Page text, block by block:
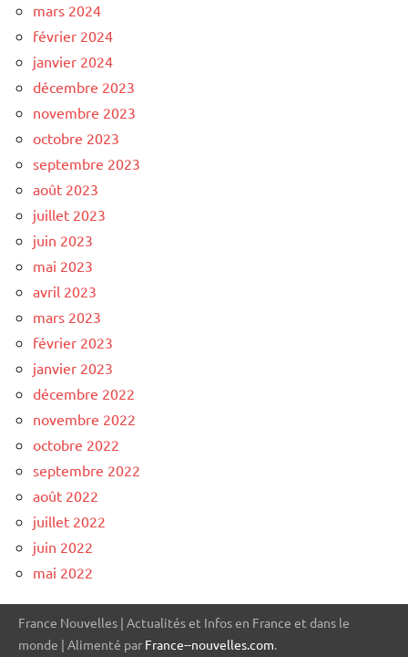
mars 2024
février 2024
janvier 2024
décembre 2023
novembre 2023
octobre 2023
septembre 2023
août 2023
juillet 2023
juin 2023
mai 2023
avril 2023
mars 2023
février 2023
janvier 2023
décembre 2022
novembre 2022
octobre 2022
septembre 2022
août 2022
juillet 2022
juin 2022
mai 2022
France Nouvelles | Actualités et Infos en France et dans le
monde | Alimenté par France--nouvelles.com.